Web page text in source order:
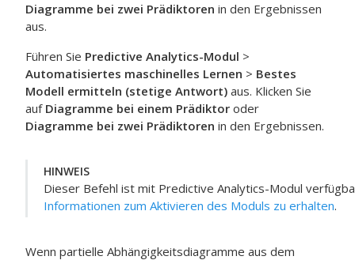
Diagramme bei zwei Prädiktoren in den Ergebnissen
aus.
Führen Sie Predictive Analytics-Modul >
Automatisiertes maschinelles Lernen > Bestes
Modell ermitteln (stetige Antwort) aus. Klicken Sie
auf Diagramme bei einem Prädiktor oder
Diagramme bei zwei Prädiktoren in den Ergebnissen.
HINWEIS
Dieser Befehl ist mit Predictive Analytics-Modul
Informationen zum Aktivieren des Moduls zu erhalten.
Wenn partielle Abhängigkeitsdiagramme aus dem